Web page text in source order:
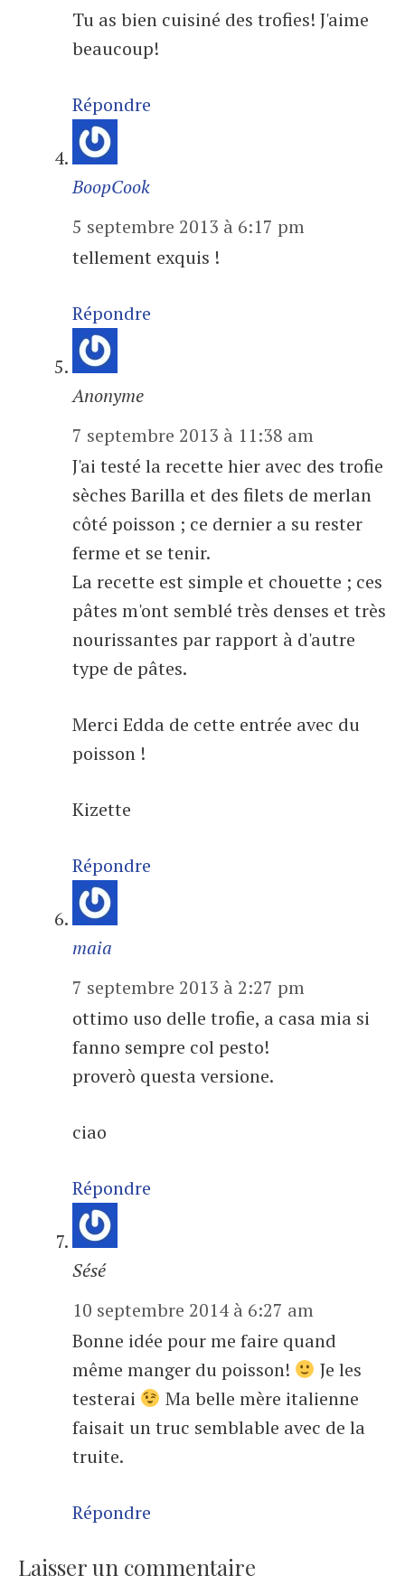
Tu as bien cuisiné des trofies! J'aime
beaucoup!
Répondre
BoopCook
5 septembre 2013 à 6:17 pm
tellement exquis !
Répondre
Anonyme
7 septembre 2013 à 11:38 am
J'ai testé la recette hier avec des trofie
sèches Barilla et des filets de merlan
côté poisson ; ce dernier a su rester
ferme et se tenir.
La recette est simple et chouette ; ces
pâtes m'ont semblé très denses et très
nourissantes par rapport à d'autre
type de pâtes.
Merci Edda de cette entrée avec du
poisson !
Kizette
Répondre
maia
7 septembre 2013 à 2:27 pm
ottimo uso delle trofie, a casa mia si
fanno sempre col pesto!
proverò questa versione.
ciao
Répondre
Sésé
10 septembre 2014 à 6:27 am
Bonne idée pour me faire quand
même manger du poisson!
Je les
testerai
Ma belle mère italienne
faisait un truc semblable avec de la
truite.
Répondre
Laisser un commentaire